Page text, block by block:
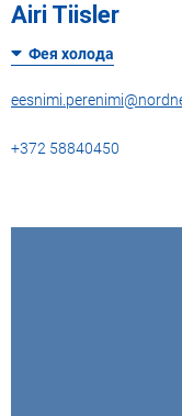
Airi Tiisler
Фея холода
+372 58840450